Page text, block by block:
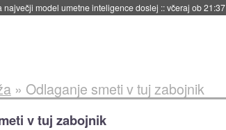
največji model umetne inteligence doslej ::včeraj ob 21:37
» Odlaganje smeti v tuj zabojnik
v tuj zabojnik